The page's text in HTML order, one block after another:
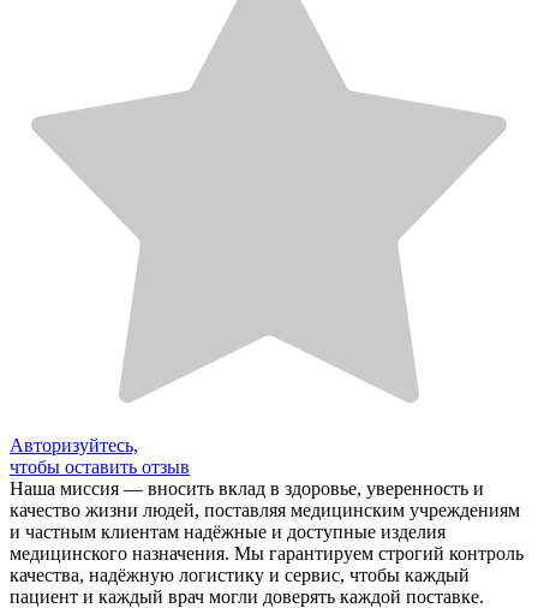
Авторизуйтесь,
чтобы оставить отзыв
Наша миссия — вносить вклад в здоровье, уверенность и
качество жизни людей, поставляя медицинским учреждениям
и частным клиентам надёжные и доступные изделия
медицинского назначения. Мы гарантируем строгий контроль
качества, надёжную логистику и сервис, чтобы каждый
пациент и каждый врач могли доверять каждой поставке.